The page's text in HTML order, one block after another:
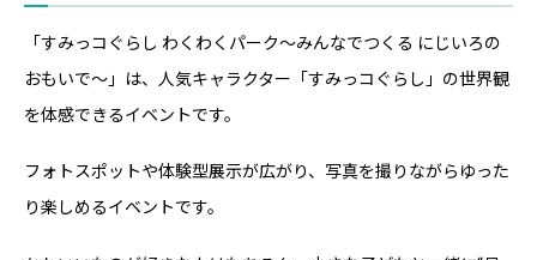
「すみっコぐらし わくわくパーク～みんなでつくる にじいろの
おもいで～」は、人気キャラクター「すみっコぐらし」の世界観
を体感できるイベントです。
フォトスポットや体験型展示が広がり、写真を撮りながらゆった
り楽しめるイベントです。